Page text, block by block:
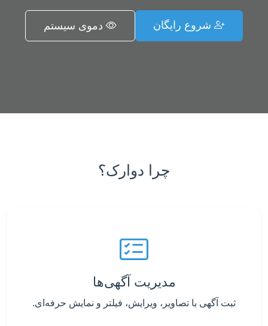
شروع رایگان دموی سیستم
چرا دوارک؟
مدیریت آگهی‌ها
ثبت آگهی با تصاویر، ویرایش، فیلتر و نمایش حرفه‌ای.